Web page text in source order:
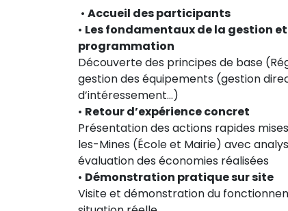
• Accueil des participants
• Les fondamentaux de la gestion
programmation
Découverte des principes de base
gestion des équipements (gestion
d’intéressement…)
• Retour d’expérience concret
Présentation des actions rapides
les-Mines (École et Mairie) avec
évaluation des économies réalisées
• Démonstration pratique sur site
Visite et démonstration du